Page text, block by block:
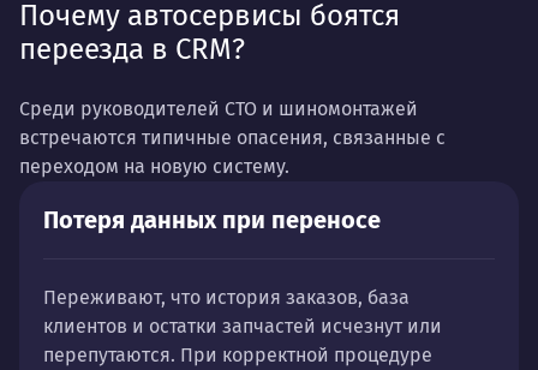
Почему автосервисы боятся
переезда в CRM?
Среди руководителей СТО и шиномонтажей
встречаются типичные опасения, связанные с
переходом на новую систему.
Потеря данных при переносе
Переживают, что история заказов, база
клиентов и остатки запчастей исчезнут или
перепутаются. При корректной процедуре